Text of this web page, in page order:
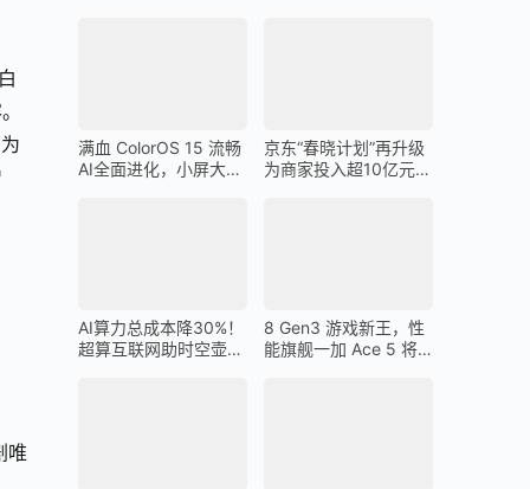
唯
满血 ColorOS 15 流畅
AI全面进化，小屏大魔
京东“春晓计划”再升级
为商家投入超10亿元广
AI算力总成本降30%！
超算互联网助时空壶高
8 Gen3 游戏新王，性
能旗舰一加 Ace 5 将